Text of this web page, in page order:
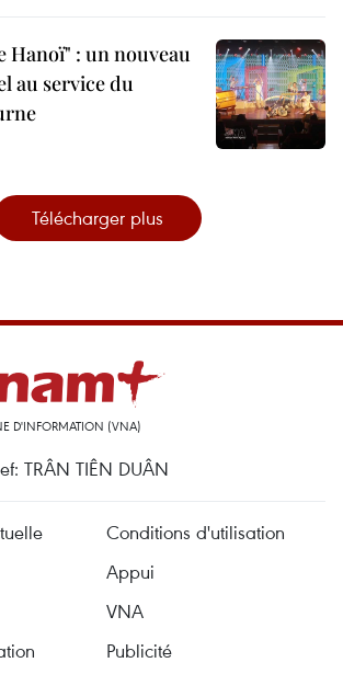
Hanoï" : un nouveau
au service du
Télécharger plus
D'INFORMATION (VNA)
TRÂN TIÊN DUÂN
Conditions d'utilisation
Appui
VNA
Publicité